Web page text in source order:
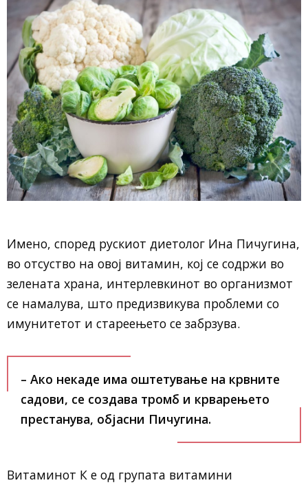
Имено, според рускиот диетолог Ина Пичугина,
во отсуство на овој витамин, кој се содржи во
зелената храна, интерлевкинот во организмот
се намалува, што предизвикува проблеми со
имунитетот и стареењето се забрзува.
– Ако некаде има оштетување на крвните
садови, се создава тромб и крварењето
престанува, објасни Пичугина.
Витаминот К е од групата витамини